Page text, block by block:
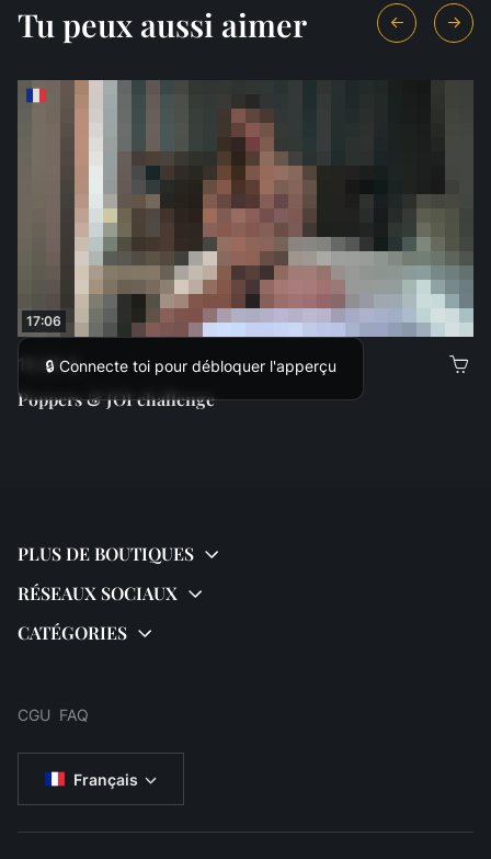
Tu peux aussi aimer
17:06
🔒 Connecte toi pour débloquer l'apperçu
19,99 €
Poppers & JOI challenge
CGU FAQ
Français